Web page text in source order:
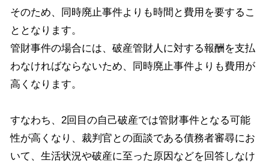
そのため、同時廃止事件よりも時間と費用を要するこ
ととなります。
管財事件の場合には、破産管財人に対する報酬を支払
わなければならないため、同時廃止事件よりも費用が
高くなります。
すなわち、 2回目の自己破産では管財事件となる可能
性が高くなり、裁判官との面談である債務者審尋にお
いて、生活状況や破産に至った原因などを回答しなけ